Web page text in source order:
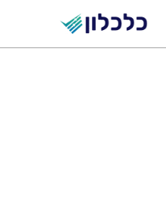
содержимому